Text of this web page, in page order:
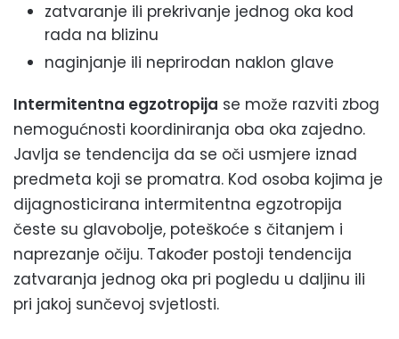
zatvaranje ili prekrivanje jednog oka kod
rada na blizinu
naginjanje ili neprirodan naklon glave
Intermitentna egzotropija se može razviti zbog
nemogućnosti koordiniranja oba oka zajedno.
Javlja se tendencija da se oči usmjere iznad
predmeta koji se promatra. Kod osoba kojima je
dijagnosticirana intermitentna egzotropija
česte su glavobolje, poteškoće s čitanjem i
naprezanje očiju. Također postoji tendencija
zatvaranja jednog oka pri pogledu u daljinu ili
pri jakoj sunčevoj svjetlosti.